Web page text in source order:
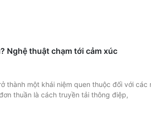
Nghệ thuật chạm tới cảm xúc
thành một khái niệm quen thuộc đối với các
thuần là cách truyền tải thông điệp,